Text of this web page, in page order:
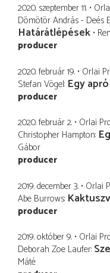
2020. szeptember 11.
Dömötör András - Deés
Határátlépések
producer
2020. február 19. Orlai
Stefan Vögel Egy
producer
2020. február 2. Orlai
Christopher Hampton
Gábor
producer
2019. december 3. Orlai
Abe Burrows
producer
2019. október 9. Orlai
Deborah Zoe Laufer
Máté